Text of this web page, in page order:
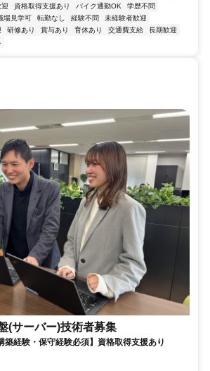
資格取得支援あり バイク通勤OK
学歴不問
場見学可 転勤なし 経験不問
未経験者歓迎
研修あり 賞与あり 育休あり 交通費支給
長期歓迎
(サーバー)技術者募集
築経験・保守経験必須】資格取得支援あり